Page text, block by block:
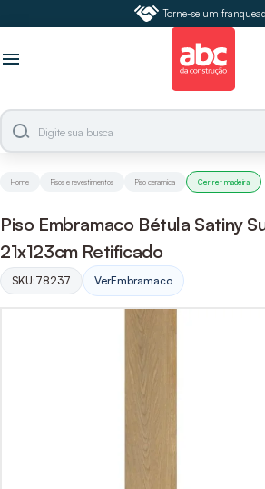
Torne-se um
menu
Home Pisos e revestimentos Piso ceramica Cer ret madeira
Piso Embramaco Bétula Satiny
21x123cm Retificado
SKU:78237 VerEmbramaco